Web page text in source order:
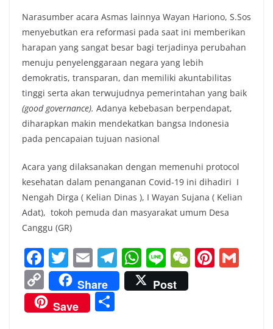
Narasumber acara Asmas lainnya Wayan Hariono, S.Sos
menyebutkan era reformasi pada saat ini memberikan
harapan yang sangat besar bagi terjadinya perubahan
menuju penyelenggaraan negara yang lebih
demokratis, transparan, dan memiliki akuntabilitas
tinggi serta akan terwujudnya pemerintahan yang baik
(good governance). Adanya kebebasan berpendapat,
diharapkan makin mendekatkan bangsa Indonesia
pada pencapaian tujuan nasional
Acara yang dilaksanakan dengan memenuhi protocol
kesehatan dalam penanganan Covid-19 ini dihadiri I
Nengah Dirga ( Kelian Dinas ), I Wayan Sujana ( Kelian
Adat), tokoh pemuda dan masyarakat umum Desa
Canggu (GR)
F
a
c
e
T
w
itt
er
E
m
ai
l
T
el
e
W
h
at
Li
n
e
W Pi
C
o
p
Share
Post
Save